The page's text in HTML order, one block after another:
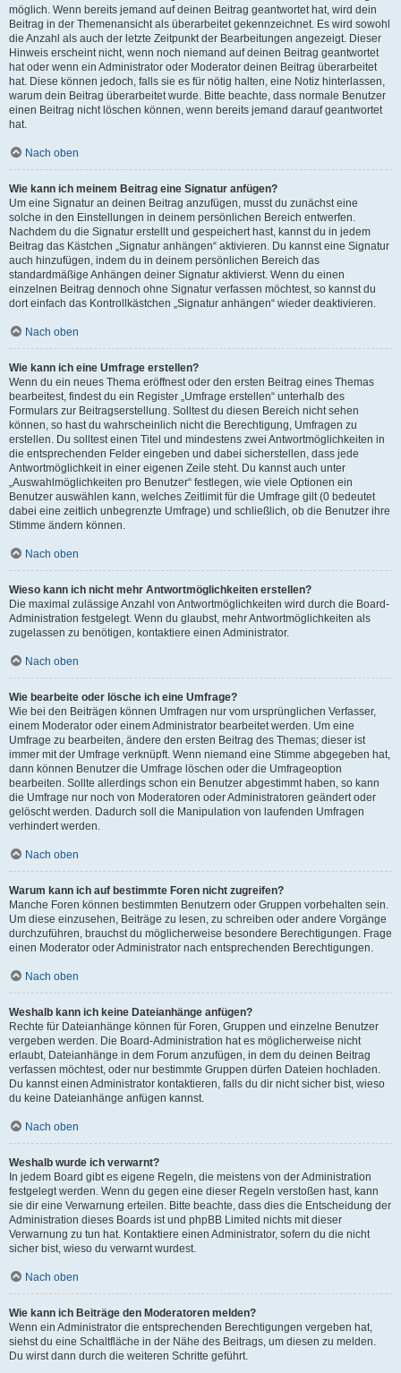
möglich. Wenn bereits jemand auf deinen Beitrag geantwortet hat, wird dein
Beitrag in der Themenansicht als überarbeitet gekennzeichnet. Es wird sowohl
die Anzahl als auch der letzte Zeitpunkt der Bearbeitungen angezeigt. Dieser
Hinweis erscheint nicht, wenn noch niemand auf deinen Beitrag geantwortet
hat oder wenn ein Administrator oder Moderator deinen Beitrag überarbeitet
hat. Diese können jedoch, falls sie es für nötig halten, eine Notiz hinterlassen,
warum dein Beitrag überarbeitet wurde. Bitte beachte, dass normale Benutzer
einen Beitrag nicht löschen können, wenn bereits jemand darauf geantwortet
hat.
Nach oben
Wie kann ich meinem Beitrag eine Signatur anfügen?
Um eine Signatur an deinen Beitrag anzufügen, musst du zunächst eine
solche in den Einstellungen in deinem persönlichen Bereich entwerfen.
Nachdem du die Signatur erstellt und gespeichert hast, kannst du in jedem
Beitrag das Kästchen „Signatur anhängen“ aktivieren. Du kannst eine Signatur
auch hinzufügen, indem du in deinem persönlichen Bereich das
standardmäßige Anhängen deiner Signatur aktivierst. Wenn du einen
einzelnen Beitrag dennoch ohne Signatur verfassen möchtest, so kannst du
dort einfach das Kontrollkästchen „Signatur anhängen“ wieder deaktivieren.
Nach oben
Wie kann ich eine Umfrage erstellen?
Wenn du ein neues Thema eröffnest oder den ersten Beitrag eines Themas
bearbeitest, findest du ein Register „Umfrage erstellen“ unterhalb des
Formulars zur Beitragserstellung. Solltest du diesen Bereich nicht sehen
können, so hast du wahrscheinlich nicht die Berechtigung, Umfragen zu
erstellen. Du solltest einen Titel und mindestens zwei Antwortmöglichkeiten in
die entsprechenden Felder eingeben und dabei sicherstellen, dass jede
Antwortmöglichkeit in einer eigenen Zeile steht. Du kannst auch unter
„Auswahlmöglichkeiten pro Benutzer“ festlegen, wie viele Optionen ein
Benutzer auswählen kann, welches Zeitlimit für die Umfrage gilt (0 bedeutet
dabei eine zeitlich unbegrenzte Umfrage) und schließlich, ob die Benutzer ihre
Stimme ändern können.
Nach oben
Wieso kann ich nicht mehr Antwortmöglichkeiten erstellen?
Die maximal zulässige Anzahl von Antwortmöglichkeiten wird durch die Board-
Administration festgelegt. Wenn du glaubst, mehr Antwortmöglichkeiten als
zugelassen zu benötigen, kontaktiere einen Administrator.
Nach oben
Wie bearbeite oder lösche ich eine Umfrage?
Wie bei den Beiträgen können Umfragen nur vom ursprünglichen Verfasser,
einem Moderator oder einem Administrator bearbeitet werden. Um eine
Umfrage zu bearbeiten, ändere den ersten Beitrag des Themas; dieser ist
immer mit der Umfrage verknüpft. Wenn niemand eine Stimme abgegeben hat,
dann können Benutzer die Umfrage löschen oder die Umfrageoption
bearbeiten. Sollte allerdings schon ein Benutzer abgestimmt haben, so kann
die Umfrage nur noch von Moderatoren oder Administratoren geändert oder
gelöscht werden. Dadurch soll die Manipulation von laufenden Umfragen
verhindert werden.
Nach oben
Warum kann ich auf bestimmte Foren nicht zugreifen?
Manche Foren können bestimmten Benutzern oder Gruppen vorbehalten sein.
Um diese einzusehen, Beiträge zu lesen, zu schreiben oder andere Vorgänge
durchzuführen, brauchst du möglicherweise besondere Berechtigungen. Frage
einen Moderator oder Administrator nach entsprechenden Berechtigungen.
Nach oben
Weshalb kann ich keine Dateianhänge anfügen?
Rechte für Dateianhänge können für Foren, Gruppen und einzelne Benutzer
vergeben werden. Die Board-Administration hat es möglicherweise nicht
erlaubt, Dateianhänge in dem Forum anzufügen, in dem du deinen Beitrag
verfassen möchtest, oder nur bestimmte Gruppen dürfen Dateien hochladen.
Du kannst einen Administrator kontaktieren, falls du dir nicht sicher bist, wieso
du keine Dateianhänge anfügen kannst.
Nach oben
Weshalb wurde ich verwarnt?
In jedem Board gibt es eigene Regeln, die meistens von der Administration
festgelegt werden. Wenn du gegen eine dieser Regeln verstoßen hast, kann
sie dir eine Verwarnung erteilen. Bitte beachte, dass dies die Entscheidung der
Administration dieses Boards ist und phpBB Limited nichts mit dieser
Verwarnung zu tun hat. Kontaktiere einen Administrator, sofern du die nicht
sicher bist, wieso du verwarnt wurdest.
Nach oben
Wie kann ich Beiträge den Moderatoren melden?
Wenn ein Administrator die entsprechenden Berechtigungen vergeben hat,
siehst du eine Schaltfläche in der Nähe des Beitrags, um diesen zu melden.
Du wirst dann durch die weiteren Schritte geführt.